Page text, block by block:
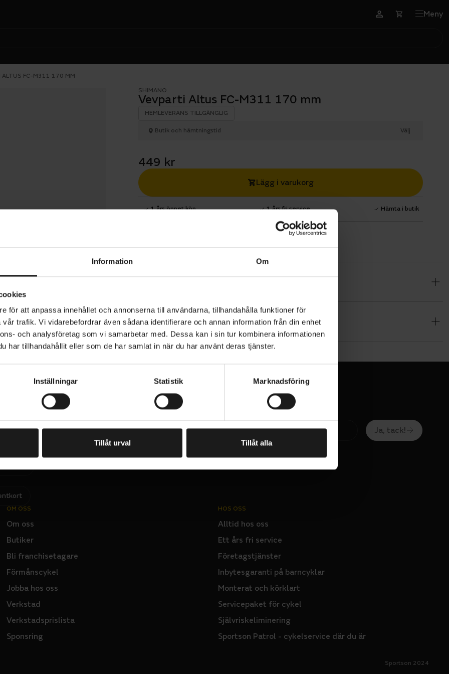
Information Om
för att anpassa innehållet och annonserna till användarna, tillhandahålla funktioner för
trafik. Vi vidarebefordrar även sådana identifierare och annan information från din enhet
och analysföretag som vi samarbetar med. Dessa kan i sin tur kombinera informationen
har tillhandahållit eller som de har samlat in när du har använt deras tjänster.
Inställningar Statistik Marknadsföring
Tillåt urval Tillåt alla
Meny
ALTUS FC-M311 170 MM
SHIMANO
Vevparti Altus FC-M311 170 mm
HEMLEVERANS TILLGÄNGLIG
Butik och hämtningstid Välj
449 kr
Lägg i varukorg
1 års öppet köp 1 års fri service Hämta i butik
170 mm
till 7/8-delat
till 48-38-28T
PRODUKTTYP
Vevparti
E
M
N
U
Ja, tack!
OM OSS
Om oss
Butiker
Bli franchisetagare
Förmånscykel
Jobba hos oss
Verkstad
Verkstadsprislista
Sponsring
HOS OSS
Alltid hos oss
Ett års fri service
Företagstjänster
Inbytesgaranti på barncyklar
Monterat och körklart
Servicepaket för cykel
Självriskeliminering
Sportson Patrol - cykelservice där du är
Sportson 2024